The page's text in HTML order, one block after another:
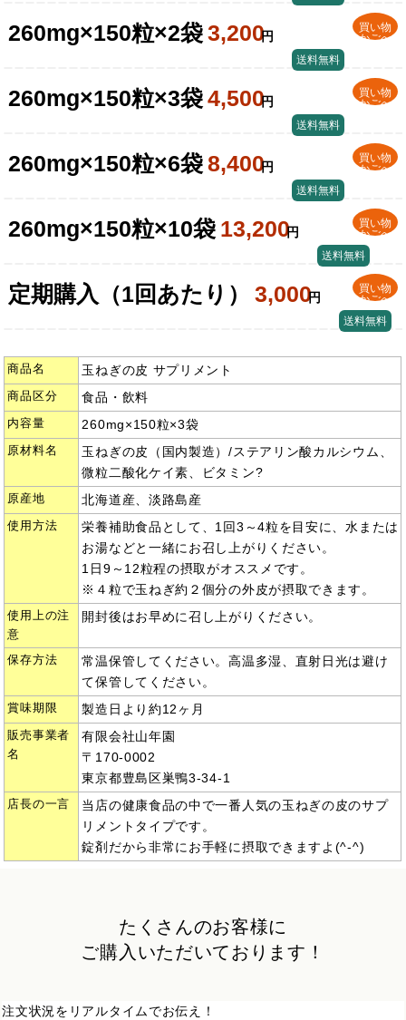
260mg×150粒×2袋3,200円
買い物
かごへ
送料無料
260mg×150粒×3袋4,500円
買い物
かごへ
送料無料
260mg×150粒×6袋8,400円
買い物
かごへ
送料無料
260mg×150粒×10袋 13,200円
買い物
かごへ
送料無料
定期購入（1回あたり） 3,000円
買い物
かごへ
送料無料
商品名 玉ねぎの皮 サプリメント
商品区分 食品・飲料
内容量 260mg×150粒×3袋
原材料名
玉ねぎの皮（国内製造）/ステアリン酸カルシウム、
微粒二酸化ケイ素、ビタミン?
原産地 北海道産、淡路島産
使用方法
栄養補助食品として、1回3～4粒を目安に、水または
お湯などと一緒にお召し上がりください。
1日9～12粒程の摂取がオススメです。
※４粒で玉ねぎ約２個分の外皮が摂取できます。
使用上の注
意
開封後はお早めに召し上がりください。
保存方法
常温保管してください。高温多湿、直射日光は避け
て保管してください。
賞味期限 製造日より約12ヶ月
販売事業者
名
有限会社山年園
〒170-0002
東京都豊島区巣鴨3-34-1
店長の一言
当店の健康食品の中で一番人気の玉ねぎの皮のサプ
リメントタイプです。
錠剤だから非常にお手軽に摂取できますよ(^-^)
たくさんのお客様に
ご購入いただいております！
注文状況をリアルタイムでお伝え！